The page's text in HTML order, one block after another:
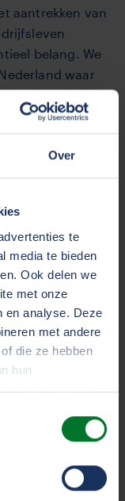
Over
te
media te bieden
Ook delen we
met onze
en analyse. Deze
met andere
die ze hebben
hun
u meer lezen
te
van alle cookies
aantrekken van
belang. We
waar
doen. De IT
voor
“Ik kijk uit
op alle
dan ooit. TVM
IT Hub
IT HUB op een
De IT-Hub
waarin
technologie
slag met
sensoring
nemen in de